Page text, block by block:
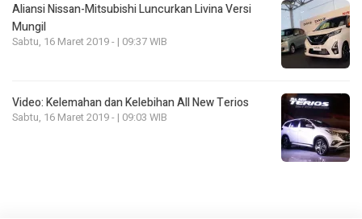
Aliansi Nissan-Mitsubishi Luncurkan Livina Versi
Mungil
Sabtu, 16 Maret 2019 - | 09:37 WIB
Video: Kelemahan dan Kelebihan All New Terios
Sabtu, 16 Maret 2019 - | 09:03 WIB